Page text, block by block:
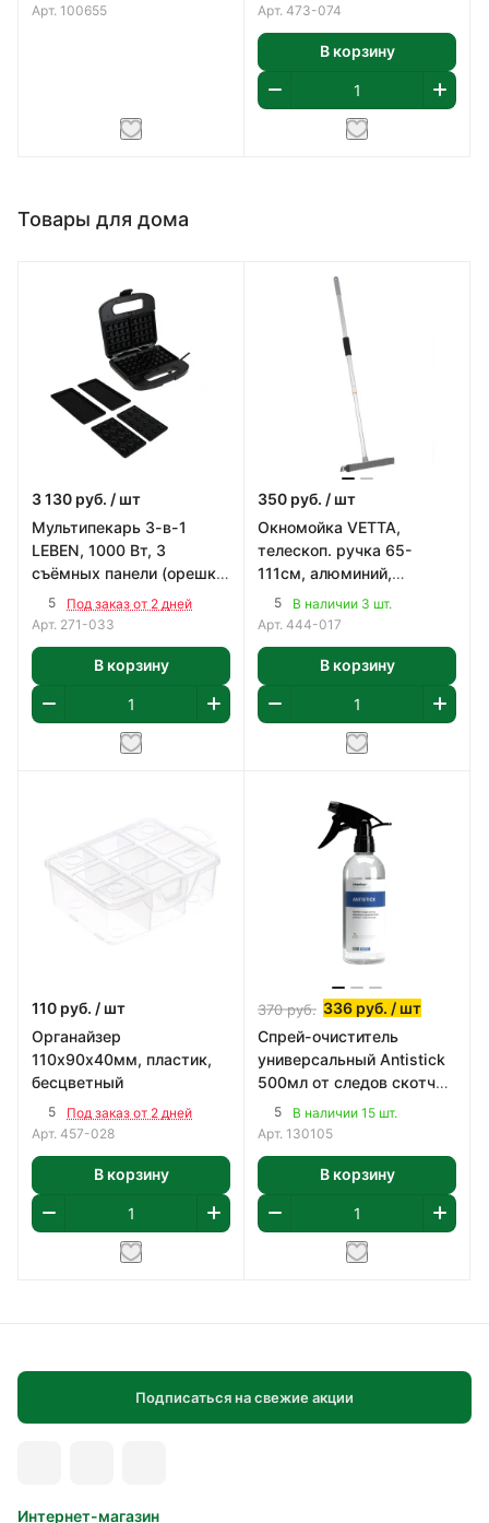
Арт. 100655
Арт. 473-074
В корзину
Товары для дома
3 130 руб. / шт
Мультипекарь 3-в-1
LEBEN, 1000 Вт, 3
съёмных панели (орешки,
венские вафли, гриль)
5
Под заказ от 2 дней
Арт. 271-033
В корзину
350 руб. / шт
Окномойка VETTA,
телескоп. ручка 65-
111см, алюминий,
водосгон ТПР 25см,
поролон, цвет серый
5
В наличии 3 шт.
Арт. 444-017
В корзину
110 руб. / шт
Органайзер
110х90х40мм, пластик,
бесцветный
5
Под заказ от 2 дней
Арт. 457-028
В корзину
370руб. 336 руб. / шт
Спрей-очиститель
универсальный Antistick
500мл от следов скотча,
маркера, жевательной
резинки
5
В наличии 15 шт.
Арт. 130105
В корзину
Подписаться на свежие акции
Интернет-магазин